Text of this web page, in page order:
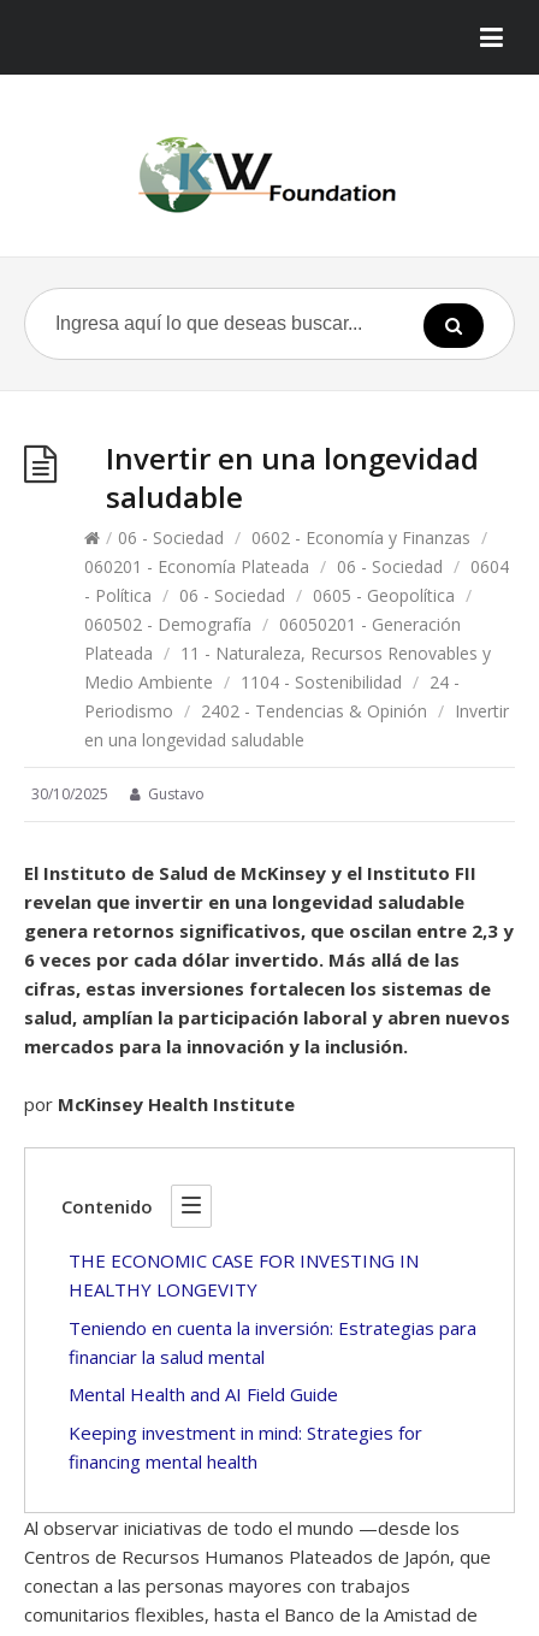
Invertir en una longevidad
saludable
/ 06 - Sociedad / 0602 - Economía y Finanzas /
060201 - Economía Plateada / 06 - Sociedad / 0604
- Política / 06 - Sociedad / 0605 - Geopolítica /
060502 - Demografía / 06050201 - Generación
Plateada / 11 - Naturaleza, Recursos Renovables y
Medio Ambiente / 1104 - Sostenibilidad / 24 -
Periodismo / 2402 - Tendencias & Opinión / Invertir
en una longevidad saludable
30/10/2025 Gustavo
El Instituto de Salud de McKinsey y el Instituto FII
revelan que invertir en una longevidad saludable
genera retornos significativos, que oscilan entre 2,3 y
6 veces por cada dólar invertido. Más allá de las
cifras, estas inversiones fortalecen los sistemas de
salud, amplían la participación laboral y abren nuevos
mercados para la innovación y la inclusión.
por McKinsey Health Institute
Contenido
THE ECONOMIC CASE FOR INVESTING IN
HEALTHY LONGEVITY
Teniendo en cuenta la inversión: Estrategias para
financiar la salud mental
Mental Health and AI Field Guide
Keeping investment in mind: Strategies for
financing mental health
Al observar iniciativas de todo el mundo —desde los
Centros de Recursos Humanos Plateados de Japón, que
conectan a las personas mayores con trabajos
comunitarios flexibles, hasta el Banco de la Amistad de